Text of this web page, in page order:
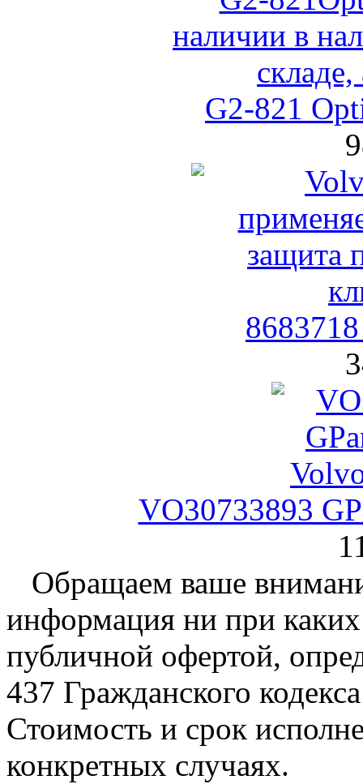
G2-821
VO30733893
Обращаем ваше
информация ни при каких
публичной офертой,
437 Гражданского
Стоимость и срок
конкретных случаях.